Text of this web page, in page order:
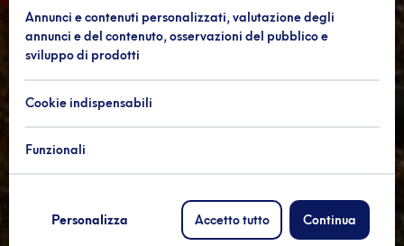
Annunci e contenuti personalizzati, valutazione degli
annunci e del contenuto, osservazioni del pubblico e
sviluppo di prodotti
Cookie indispensabili
Funzionali
Personalizza Accetto tutto Continua